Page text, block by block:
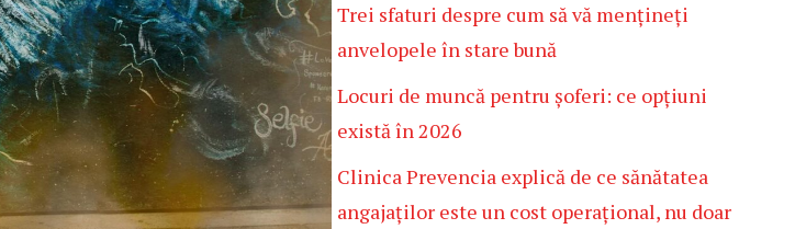
Trei sfaturi despre cum să vă mențineți
anvelopele în stare bună
Locuri de muncă pentru șoferi: ce opțiuni
există în 2026
Clinica Prevencia explică de ce sănătatea
angajaților este un cost operațional, nu doar